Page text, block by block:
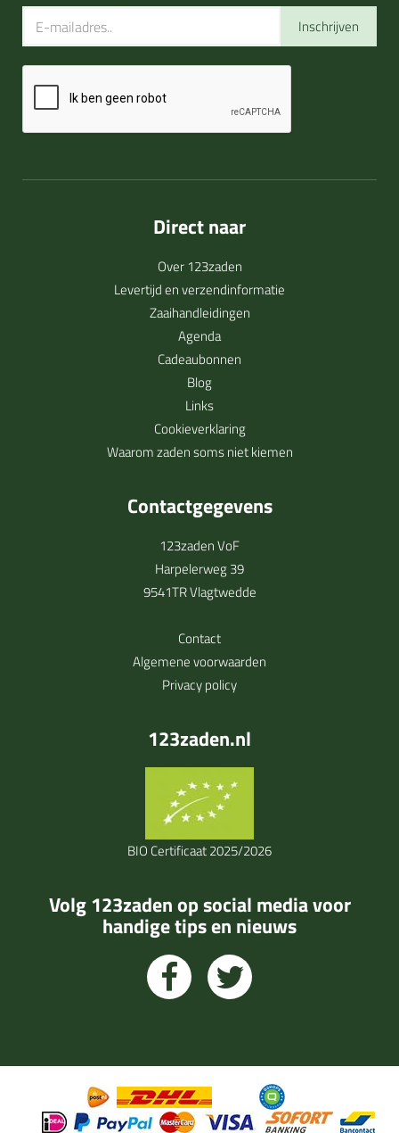
Inschrijven
Direct naar
Over 123zaden
Levertijd en verzendinformatie
Zaaihandleidingen
Agenda
Cadeaubonnen
Blog
Links
Cookieverklaring
Waarom zaden soms niet kiemen
Contactgegevens
123zaden VoF
Harpelerweg 39
9541TR Vlagtwedde
Contact
Algemene voorwaarden
Privacy policy
123zaden.nl
BIO Certificaat 2025/2026
Volg 123zaden op social media voor
handige tips en nieuws